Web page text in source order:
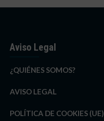
Aviso Legal
¿QUIÉNES SOMOS?
AVISO LEGAL
POLÍTICA DE COOKIES (UE)